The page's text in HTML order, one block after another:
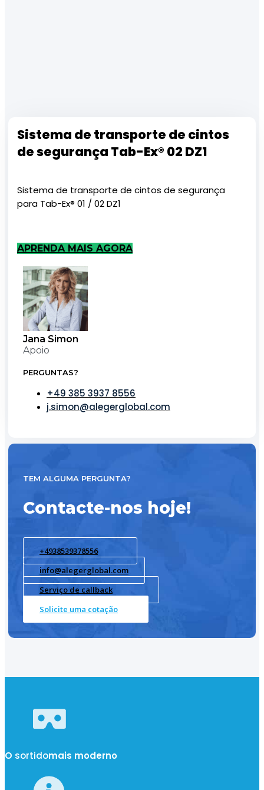
Sistema de transporte de cintos
de segurança Tab-Ex® 02 DZ1
Sistema de transporte de cintos de segurança
para Tab-Ex® 01 / 02 DZ1
APRENDA MAIS AGORA
Jana Simon
Apoio
PERGUNTAS?
+49 385 3937 8556
j.simon@alegerglobal.com
TEM ALGUMA PERGUNTA?
Contacte-nos hoje!
+4938539378556
info@alegerglobal.com
Serviço de callback
Solicite uma cotação
O sortidomais moderno